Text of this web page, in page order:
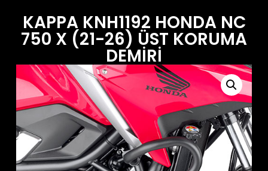
KAPPA KNH1192 HONDA NC
750 X (21-26) ÜST KORUMA
DEMİRİ